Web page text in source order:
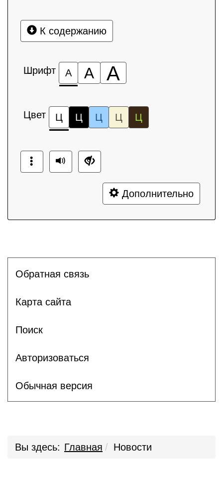
К содержанию
Шрифт А А А
Цвет Ц Ц Ц Ц Ц
Дополнительно
Обратная связь
Карта сайта
Поиск
Авторизоваться
Обычная версия
Вы здесь: Главная Новости